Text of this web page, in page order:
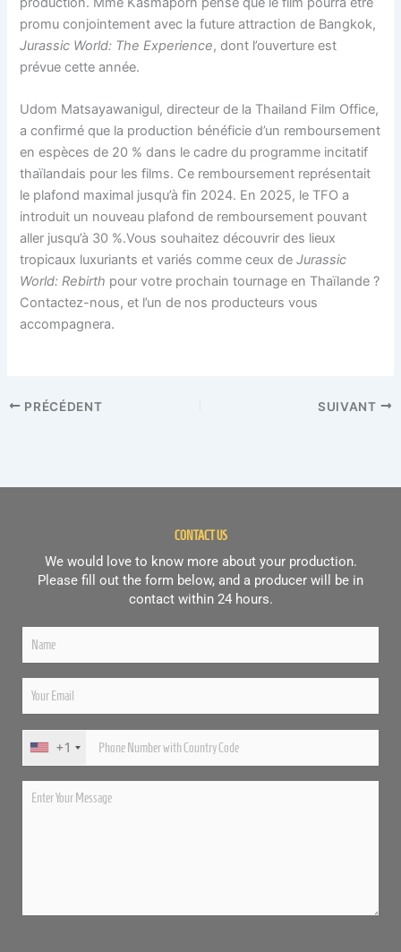
promu conjointement avec la future attraction de Bangkok,
Jurassic World: The Experience, dont l’ouverture est
prévue cette année.
Udom Matsayawanigul, directeur de la Thailand Film Office,
a confirmé que la production bénéficie d’un remboursement
en espèces de 20 % dans le cadre du programme incitatif
thaïlandais pour les films. Ce remboursement représentait
le plafond maximal jusqu’à fin 2024. En 2025, le TFO a
introduit un nouveau plafond de remboursement pouvant
aller jusqu’à 30 %.Vous souhaitez découvrir des lieux
tropicaux luxuriants et variés comme ceux deJurassic
World: Rebirth pour votre prochain tournage en Thaïlande ?
Contactez-nous, et l’un de nos producteurs vous
accompagnera.
PRÉCÉDENT SUIVANT
CONTACT US
We would love to know more about your production.
Please fill out the form below, and a producer will be in
contact within 24 hours.
+1